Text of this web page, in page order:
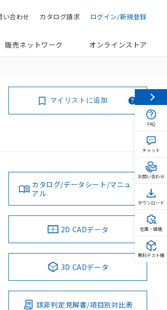
ログイン/新規登録
カタログ請求
い合わせ
販売ネットワーク オンラインストア
マイリストに追加
カタログ/データシート/マニュ
アル
2D CADデータ
3D CADデータ
該非判定見解書/項目別対比表
FAQ
チャット
お問い合わせ
ダウンロード
在庫・価格
無料テスト機